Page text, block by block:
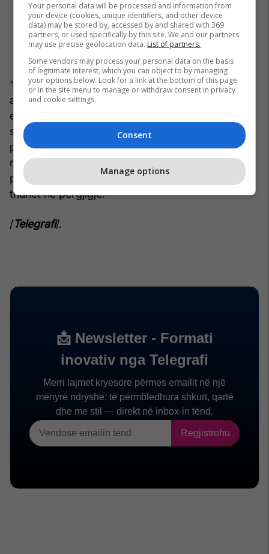
“Qasja jonë mbetet që, pavarësisht procedurave
administrative në zhvillim, të mos lejojmë krijimin
e vështirësive për qytetarët apo cenimin e
sigurisë në terren. Për këtë arsye, ekipet
përkatëse do të jenë të angazhuara vazhdimisht,
në mënyrë që situata të menaxhohet me
përgjegjësi dhe në përputhje me interesin publik”,
thuhet në përgjigje.
/Telegrafi/.
Your personal data will be processed and information from
your device (cookies, unique identifiers, and other device
data) may be stored by, accessed by and shared with 369
partners, or used specifically by this site. We and our partners
may use precise geolocation data. List of partners.
Some vendors may process your personal data on the basis
of legitimate interest, which you can object to by managing
your options below. Look for a link at the bottom of this page
or in the site menu to manage or withdraw consent in privacy
and cookie settings.
Consent
Manage options